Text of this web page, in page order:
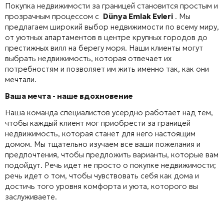
Покупка недвижимости за границей становится простым и
прозрачным процессом с Dünya Emlak Evleri . Мы
предлагаем широкий выбор недвижимости по всему миру,
от уютных апартаментов в центре крупных городов до
престижных вилл на берегу моря. Наши клиенты могут
выбрать недвижимость, которая отвечает их
потребностям и позволяет им жить именно так, как они
мечтали.
Ваша мечта - наше вдохновение
Наша команда специалистов усердно работает над тем,
чтобы каждый клиент мог приобрести за границей
недвижимость, которая станет для него настоящим
домом. Мы тщательно изучаем все ваши пожелания и
предпочтения, чтобы предложить варианты, которые вам
подойдут. Речь идет не просто о покупке недвижимости;
речь идет о том, чтобы чувствовать себя как дома и
достичь того уровня комфорта и уюта, которого вы
заслуживаете.